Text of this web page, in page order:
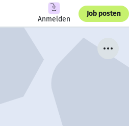
Anmelden
Job posten